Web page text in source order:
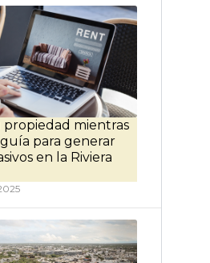
mientras
guía para generar
en la Riviera